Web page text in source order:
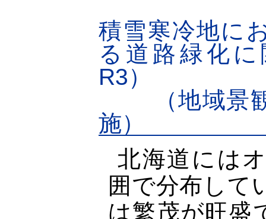
積雪寒冷地に
る道路緑化
R3）
（地域景観
施）
北海道には
囲で分布して
は繁茂が旺盛